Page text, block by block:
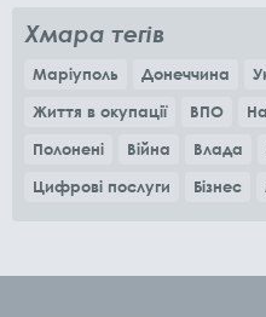
Хмара тегів
Маріуполь Донеччина
Життя в окупації
ВПО
Полонені
Війна Влада
Цифрові послуги
Бізнес